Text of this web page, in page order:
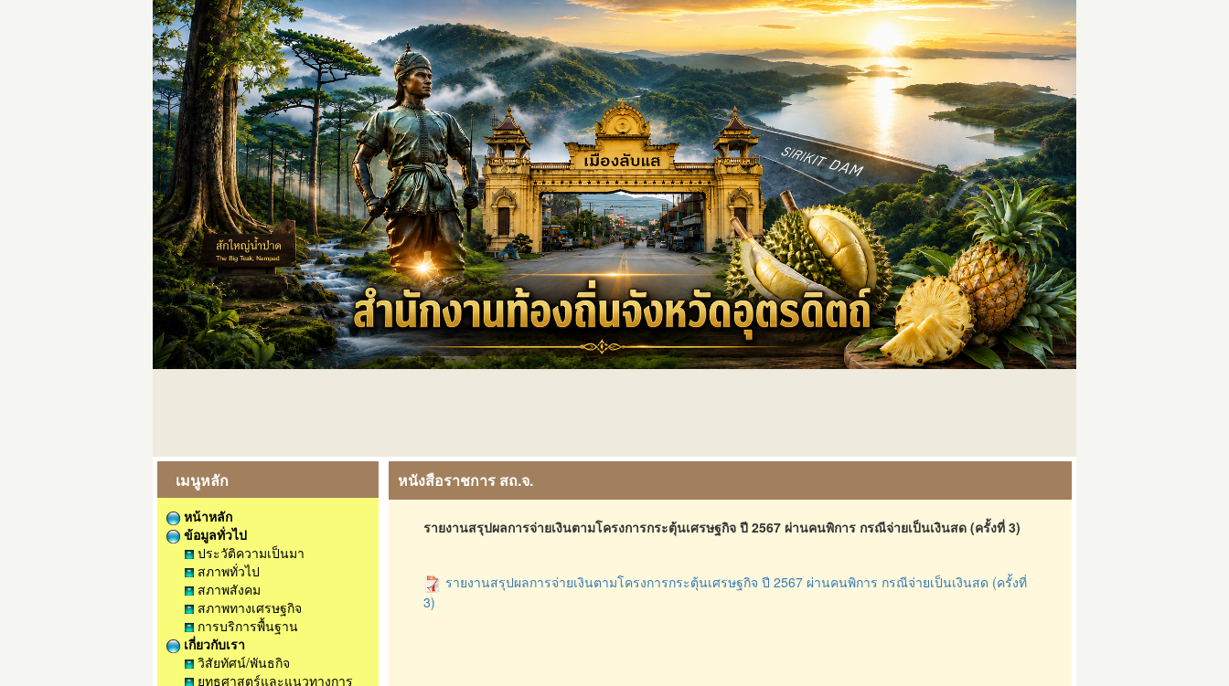
เมนูหลัก
หน้าหลัก
ข้อมูลทั่วไป
ประวัติความเป็นมา
สภาพทั่วไป
สภาพสังคม
สภาพทางเศรษฐกิจ
การบริการพื้นฐาน
เกี่ยวกับเรา
วิสัยทัศน์/พันธกิจ
ยุทธศาสตร์และแนวทางการ
หนังสือราชการ สถ.จ.
รายงานสรุปผลการจ่ายเงินตามโครงการกระตุ้นเศรษฐกิจ ปี 2567 ผ่านคนพิการ กรณีจ่ายเป็นเงินสด (ครั้งที่ 3)
รายงานสรุปผลการจ่ายเงินตามโครงการกระตุ้นเศรษฐกิจ ปี 2567 ผ่านคนพิการ กรณีจ่ายเป็นเงินสด (ครั้งที่
3)